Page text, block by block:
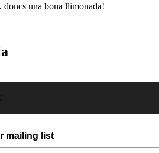
una bona llimonada!
mailing list